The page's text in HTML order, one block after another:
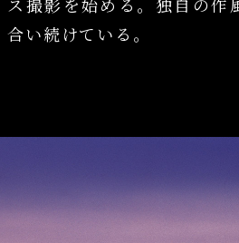
ス撮影を始める。独自の作
合い続けている。